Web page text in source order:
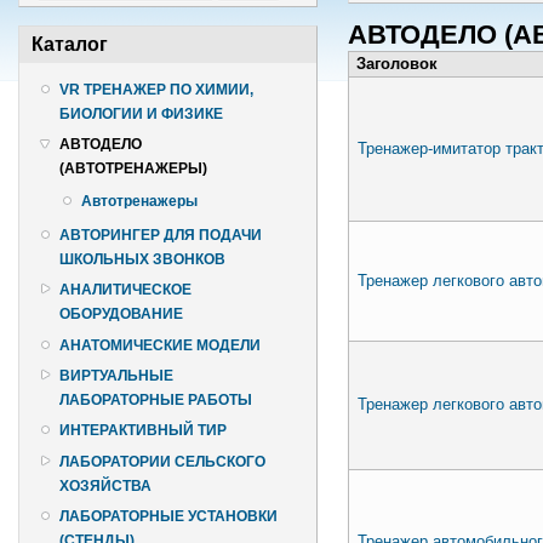
Каталог
VR ТРЕНАЖЕР ПО ХИМИИ,
БИОЛОГИИ И ФИЗИКЕ
АВТОДЕЛО
(АВТОТРЕНАЖЕРЫ)
Автотренажеры
АВТОРИНГЕР ДЛЯ ПОДАЧИ
ШКОЛЬНЫХ ЗВОНКОВ
АНАЛИТИЧЕСКОЕ
ОБОРУДОВАНИЕ
АНАТОМИЧЕСКИЕ МОДЕЛИ
ВИРТУАЛЬНЫЕ
ЛАБОРАТОРНЫЕ РАБОТЫ
ИНТЕРАКТИВНЫЙ ТИР
ЛАБОРАТОРИИ СЕЛЬСКОГО
ХОЗЯЙСТВА
ЛАБОРАТОРНЫЕ УСТАНОВКИ
АВТОДЕЛО
Заголовок
Тренажер-имитатор
Тренажер легкового
Тренажер легкового